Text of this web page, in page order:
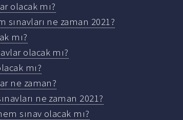
olacak mı?
sınavları ne zaman 2021?
mı?
olacak mı?
mı?
ne zaman?
ne zaman 2021?
sınav olacak mı?